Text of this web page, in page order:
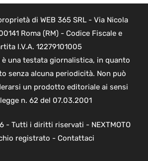
di WEB 365 SRL - Via Nicola
Roma (RM) - Codice Fiscale e
I.V.A. 12279101005
una testata giornalistica, in quanto
senza alcuna periodicità. Non può
un prodotto editoriale ai sensi
n. 62 del 07.03.2001
- Tutti i diritti riservati - NEXTMOTO
registrato - Contattaci